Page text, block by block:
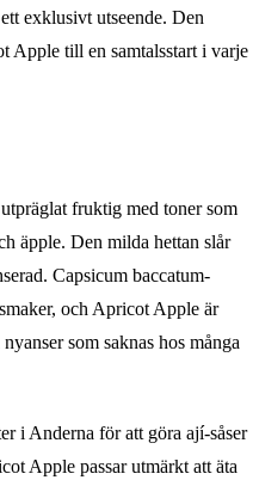
exklusivt utseende. Den
Apple till en samtalsstart i varje
fruktig med toner som
äpple. Den milda hettan slår
Capsicum baccatum-
och Apricot Apple är
som saknas hos många
i Anderna för att göra ají-såser
Apple passar utmärkt att äta